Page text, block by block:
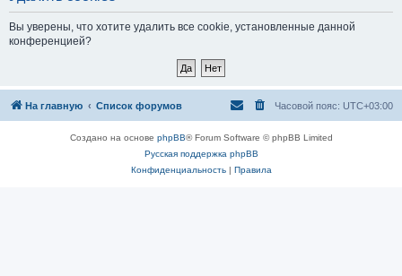
Вы уверены, что хотите удалить все cookie, установленные данной
конференцией?
На главную Список форумов Часовой пояс: UTC+03:00
Создано на основе phpBB® Forum Software © phpBB Limited
Русская поддержка phpBB
Конфиденциальность| Правила